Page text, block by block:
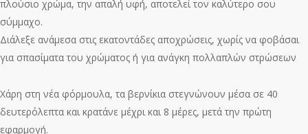
ποσότητα
πλούσιο χρώμα, την απαλή υφή, αποτελεί τον καλύτερο σου
σύμμαχο.
Διάλεξε ανάμεσα στις εκατοντάδες αποχρώσεις, χωρίς να φοβάσαι
για σπασίματα του χρώματος ή για ανάγκη πολλαπλών στρώσεων
Χάρη στη νέα φόρμουλα, τα βερνίκια στεγνώνουν μέσα σε 40
δευτερόλεπτα και κρατάνε μέχρι και 8 μέρες, μετά την πρώτη
εφαρμογή.